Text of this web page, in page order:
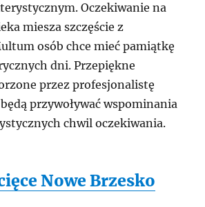
Oczekiwanie na
miesza szczęście z
osób chce mieć pamiątkę
dni. Przepiękne
przez profesjonalistę
przywoływać wspominania
chwil oczekiwania.
Nowe Brzesko